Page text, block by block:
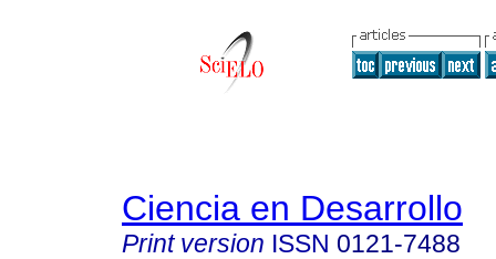
Ciencia en Desarrollo
Print version ISSN 0121-7488